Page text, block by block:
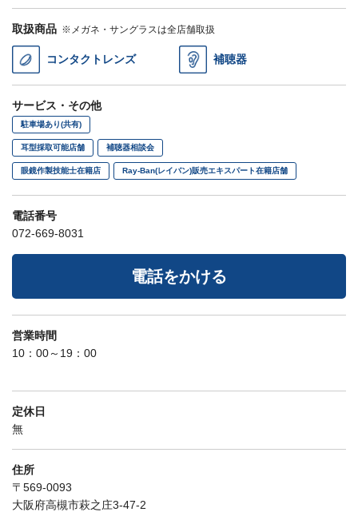
取扱商品 ※メガネ・サングラスは全店舗取扱
コンタクトレンズ 補聴器
サービス・その他
駐車場あり(共有)
耳型採取可能店舗 補聴器相談会
眼鏡作製技能士在籍店 Ray-Ban(レイバン)販売エキスパート在籍店舗
電話番号
072-669-8031
電話をかける
営業時間
10：00～19：00
定休日
無
住所
〒569-0093
大阪府高槻市萩之庄3-47-2